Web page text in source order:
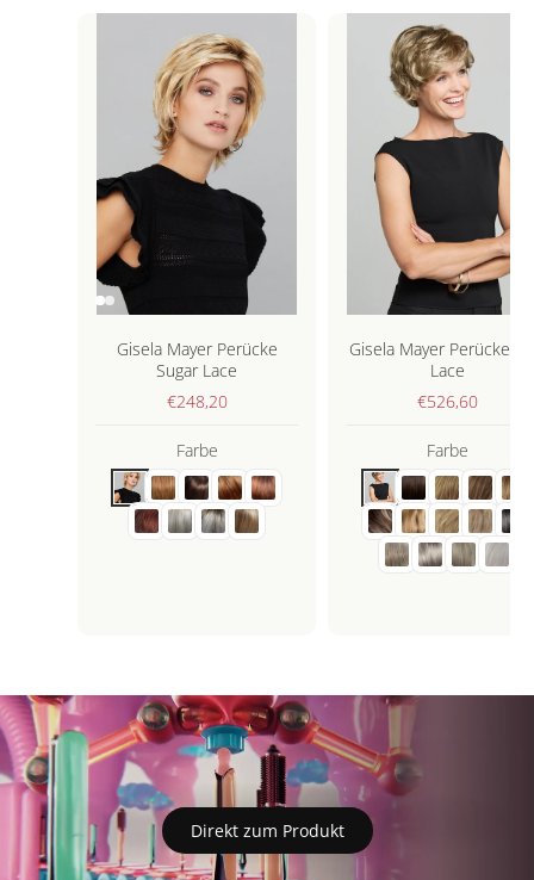
Gisela Mayer Perücke
Sugar Lace
€248,20
Farbe
Gisela Mayer Perücke
Lace
€526,60
Farbe
Direkt zum Produkt